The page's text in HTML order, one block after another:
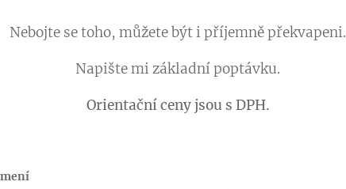
Nebojte se toho, můžete být i příjemně překvapeni.
Napište mi základní poptávku.
Orientační ceny jsou s DPH.